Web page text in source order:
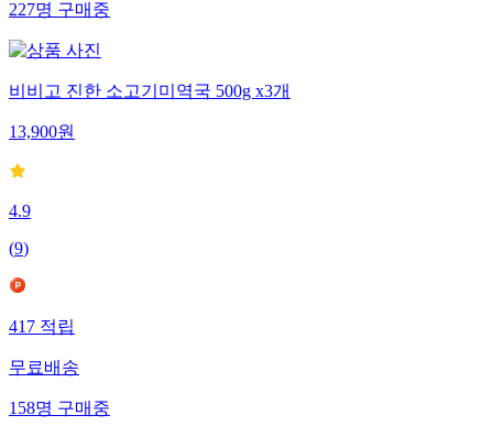
227명구매중
비비고 진한 소고기미역국 500g x3개
13,900원
4.9
(9)
417적립
무료배송
158명구매중